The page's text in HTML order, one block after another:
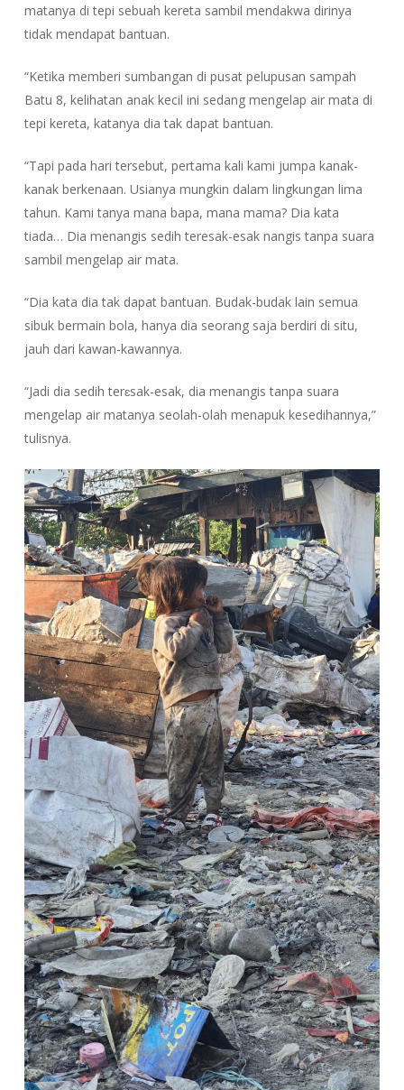
matanya di tepi sebuah kereta sambil mendakwa dirinya
tidak mendapat bantuan.
“Ketika memberi sumbangan di pusat pelupusan sampah
Batu 8, kelihatan anak kecil ini sedang mengelap air mata di
tepi kereta, katanya dia tak dapat bantuan.
“Tapi pada hari tersebut, pertama kali kami jumpa kanak-
kanak berkenaan. Usianya mungkin dalam lingkungan lima
tahun. Kami tanya mana bapa, mana mama? Dia kata
tiada… Dia menangis sedih teresak-esak nangis tanpa suara
sambil mengelap air mata.
“Dia kata dia tak dapat bantuan. Budak-budak lain semua
sibuk bermain bola, hanya dia seorang saja berdiri di situ,
jauh dari kawan-kawannya.
“Jadi dia sedih terɛsak-esak, dia menangis tanpa suara
mengelap air matanya seolah-olah menapuk kesedihannya,”
tulisnya.